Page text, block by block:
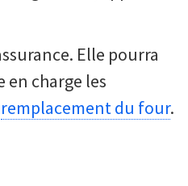
Elle pourra
charge les
remplacement du four.